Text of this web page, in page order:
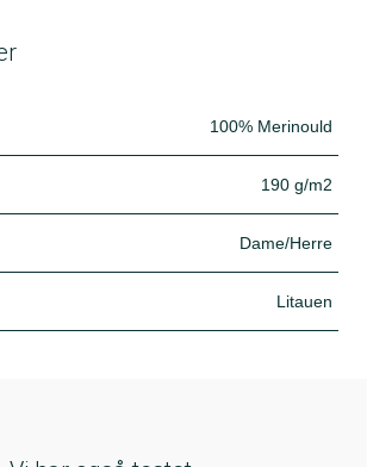
100% Merinould
190 g/m2
Dame/Herre
Litauen